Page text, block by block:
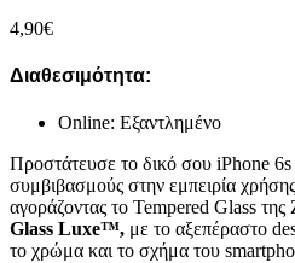
4,90€
Διαθεσιμότητα:
Online: Εξαντλημένο
Προστάτευσε το δικό σου iPhone 6s
συμβιβασμούς στην εμπειρία
αγοράζοντας το Tempered Glass
Glass Luxe™, με το αξεπέραστο
το χρώμα και το σχήμα του